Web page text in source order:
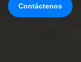
Contáctenos